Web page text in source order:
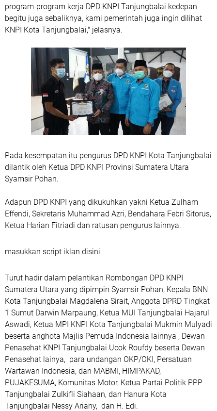
program-program kerja DPD KNPI Tanjungbalai kedepan
begitu juga sebaliknya, kami pemerintah juga ingin dilihat
KNPI Kota Tanjungbalai," jelasnya.
Pada kesempatan itu pengurus DPD KNPI Kota Tanjungbalai
dilantik oleh Ketua DPD KNPI Provinsi Sumatera Utara
Syamsir Pohan.
Adapun DPD KNPI yang dikukuhkan yakni Ketua Zulham
Effendi, Sekretaris Muhammad Azri, Bendahara Febri Sitorus,
Ketua Harian Fitriadi dan ratusan pengurus lainnya.
masukkan script iklan disini
Turut hadir dalam pelantikan Rombongan DPD KNPI
Sumatera Utara yang dipimpin Syamsir Pohan, Kepala BNN
Kota Tanjungbalai Magdalena Sirait, Anggota DPRD Tingkat
1 Sumut Darwin Marpaung, Ketua MUI Tanjungbalai Hajarul
Aswadi, Ketua MPI KNPI Kota Tanjungbalai Mukmin Mulyadi
beserta anghota Majlis Pemuda Indonesia lainnya , Dewan
Penasehat KNPI Tanjungbalai Ucok Roufdy beserta Dewan
Penasehat lainya, para undangan OKP/OKI, Persatuan
Wartawan Indonesia, dan MABMI, HIMPAKAD,
PUJAKESUMA, Komunitas Motor, Ketua Partai Politik PPP
Tanjungbalai Zulkifli Siahaan, dan Hanura Kota
Tanjungbalai Nessy Ariany, dan H. Edi.